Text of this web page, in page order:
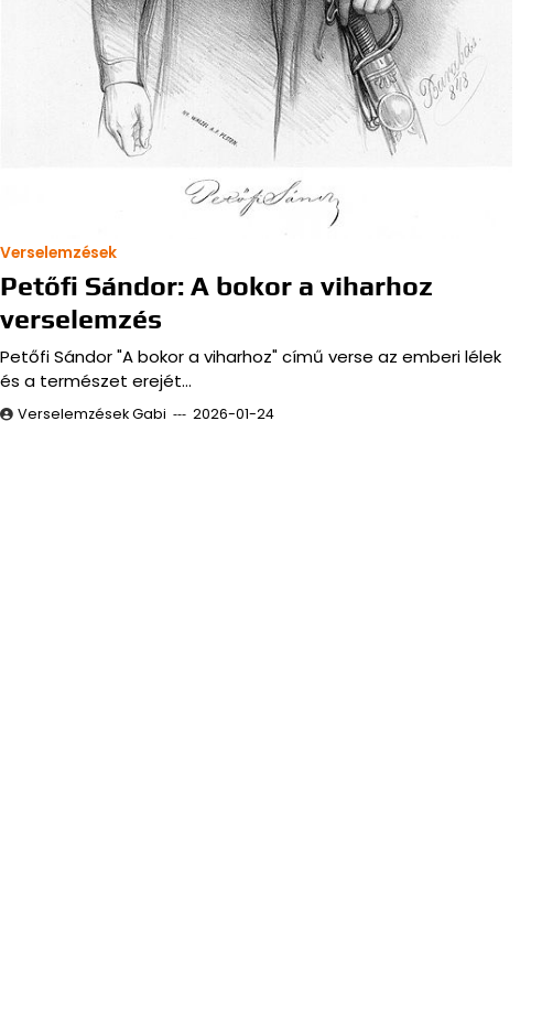
Verselemzések
Petőfi Sándor: A bokor a viharhoz
verselemzés
Petőfi Sándor "A bokor a viharhoz" című verse az emberi lélek
és a természet erejét…
Verselemzések Gabi 2026-01-24